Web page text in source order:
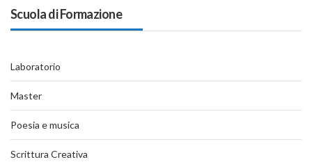
Scuola di Formazione
Laboratorio
Master
Poesia e musica
Scrittura Creativa